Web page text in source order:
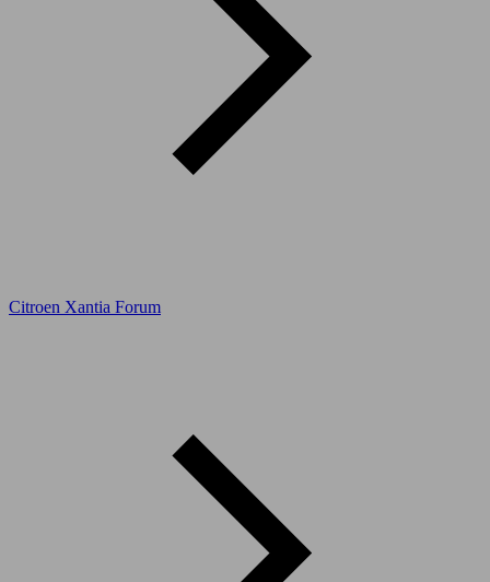
Citroen Xantia Forum